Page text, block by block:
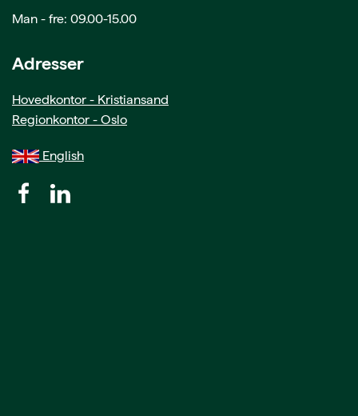
Man - fre: 09.00-15.00
Adresser
Hovedkontor - Kristiansand
Regionkontor - Oslo
English